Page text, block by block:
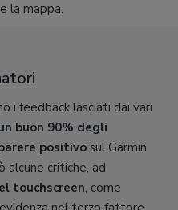
la mappa.
i feedback lasciati dai vari
buon 90% degli
positivo sul Garmin
alcune critiche, ad
touchscreen, come